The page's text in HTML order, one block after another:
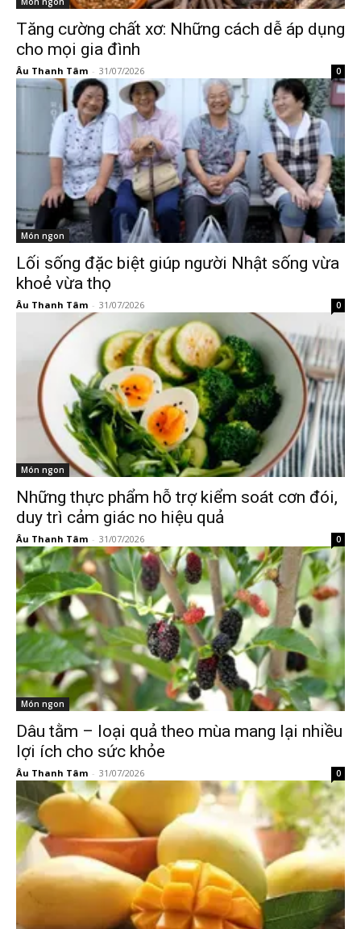
Tăng cường chất xơ: Những cách dễ áp dụng
cho mọi gia đình
Âu Thanh Tâm - 31/07/2026 0
Món ngon
Lối sống đặc biệt giúp người Nhật sống vừa
khoẻ vừa thọ
Âu Thanh Tâm - 31/07/2026 0
Món ngon
Những thực phẩm hỗ trợ kiểm soát cơn đói,
duy trì cảm giác no hiệu quả
Âu Thanh Tâm - 31/07/2026 0
Món ngon
Dâu tằm – loại quả theo mùa mang lại nhiều
lợi ích cho sức khỏe
Âu Thanh Tâm - 31/07/2026 0